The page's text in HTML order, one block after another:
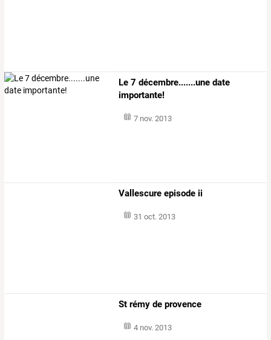
Le 7 décembre.......une date
importante!
7 nov. 2013
Vallescure episode ii
31 oct. 2013
St rémy de provence
4 nov. 2013